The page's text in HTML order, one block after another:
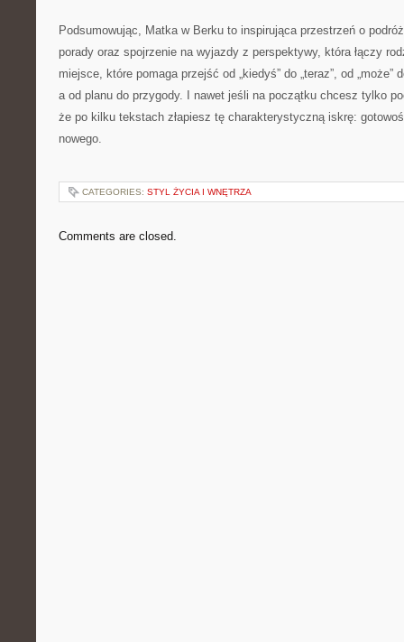
Podsumowując, Matka w Berku to inspirująca przestrzeń o
porady oraz spojrzenie na wyjazdy z perspektywy, która łączy
miejsce, które pomaga przejść od „kiedyś” do „teraz”, od „może”
a od planu do przygody. I nawet jeśli na początku chcesz tylko
że po kilku tekstach złapiesz tę charakterystyczną iskrę:
nowego.
CATEGORIES: STYL ŻYCIA I WNĘTRZA
Comments are closed.